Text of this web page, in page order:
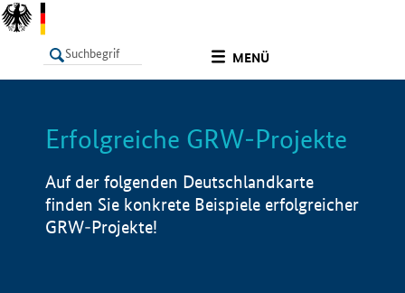
MENÜ
LISTE Info
Erfolgreiche GRW-Projekte
Auf der folgenden Deutschlandkarte
finden Sie konkrete Beispiele erfolgreicher
GRW-Projekte!